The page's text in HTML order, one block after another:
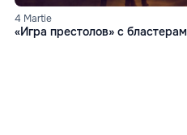
4 Martie
«Игра престолов» с